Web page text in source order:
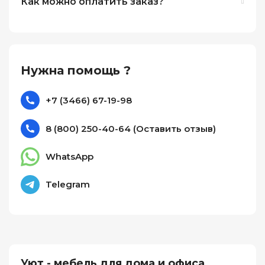
Нужна помощь ?
+7 (3466) 67-19-98
8 (800) 250-40-64 (Оставить отзыв)
WhatsApp
Telegram